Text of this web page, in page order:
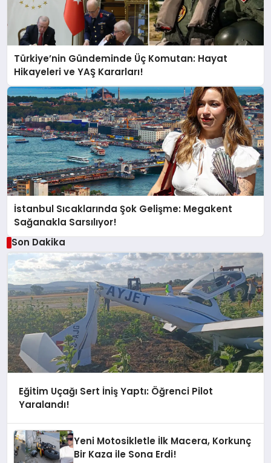
Türkiye’nin Gündeminde Üç Komutan: Hayat
Hikayeleri ve YAŞ Kararları!
İstanbul Sıcaklarında Şok Gelişme: Megakent
Sağanakla Sarsılıyor!
Son Dakika
Eğitim Uçağı Sert İniş Yaptı: Öğrenci Pilot
Yaralandı!
Yeni Motosikletle İlk Macera, Korkunç
Bir Kaza ile Sona Erdi!